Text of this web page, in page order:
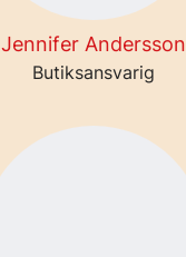
Jennifer Andersson
Butiksansvarig